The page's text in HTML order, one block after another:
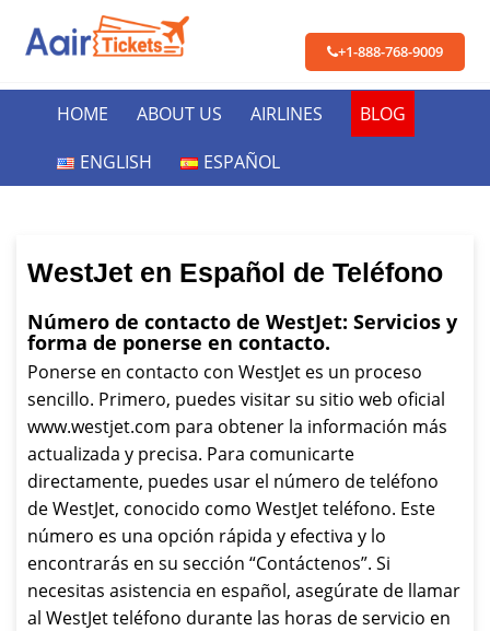
+1-888-768-9009
HOME ABOUT US AIRLINES
BLOG
ENGLISH
ESPAÑOL
WestJet en Español de Teléfono
Número de contacto de WestJet: Servicios y
forma de ponerse en contacto.
Ponerse en contacto con WestJet es un proceso
sencillo. Primero, puedes visitar su sitio web oficial
www.westjet.com para obtener la información más
actualizada y precisa. Para comunicarte
directamente, puedes usar el número de teléfono
de WestJet, conocido como WestJet teléfono. Este
número es una opción rápida y efectiva y lo
encontrarás en su sección “Contáctenos”. Si
necesitas asistencia en español, asegúrate de llamar
al WestJet teléfono durante las horas de servicio en